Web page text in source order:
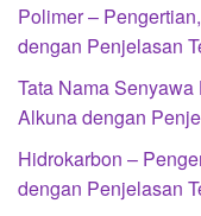
Polimer –
dengan Penjelasan
Tata Nama
Alkuna dengan
Hidrokarbon –
dengan Penjelasan